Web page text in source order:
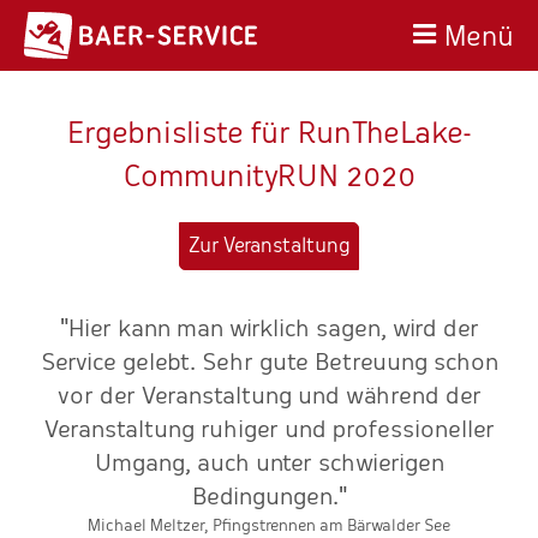
Menü
Ergebnisliste für RunTheLake-
CommunityRUN 2020
Zur Veranstaltung
"Hier kann man wirklich sagen, wird der
Service gelebt. Sehr gute Betreuung schon
vor der Veranstaltung und während der
Veranstaltung ruhiger und professioneller
Umgang, auch unter schwierigen
Bedingungen."
Michael Meltzer, Pfingstrennen am Bärwalder See